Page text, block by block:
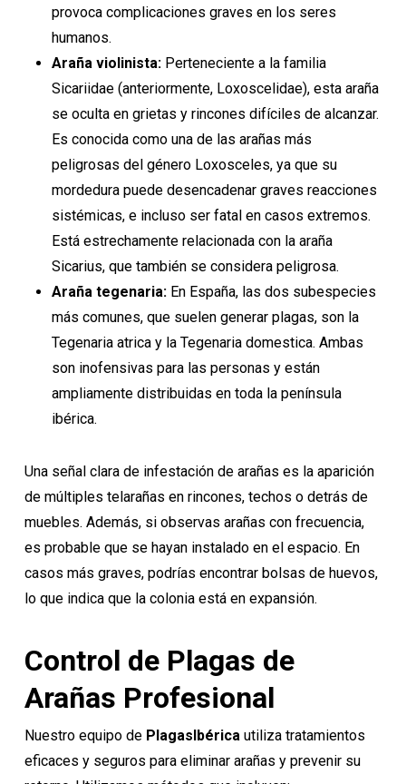
provoca complicaciones graves en los seres
humanos.
Araña violinista:Perteneciente a la familia
Sicariidae (anteriormente, Loxoscelidae), esta araña
se oculta en grietas y rincones difíciles de alcanzar.
Es conocida como una de las arañas más
peligrosas del género Loxosceles, ya que su
mordedura puede desencadenar graves reacciones
sistémicas, e incluso ser fatal en casos extremos.
Está estrechamente relacionada con la araña
Sicarius, que también se considera peligrosa.
Araña tegenaria:En España, las dos subespecies
más comunes, que suelen generar plagas, son la
Tegenaria atrica y la Tegenaria domestica. Ambas
son inofensivas para las personas y están
ampliamente distribuidas en toda la península
ibérica.
Una señal clara de infestación de arañas es la aparición
de múltiples telarañas en rincones, techos o detrás de
muebles. Además, si observas arañas con frecuencia,
es probable que se hayan instalado en el espacio. En
casos más graves, podrías encontrar bolsas de huevos,
lo que indica que la colonia está en expansión.
Control de Plagas de
Arañas Profesional
Nuestro equipo de PlagasIbéricautiliza tratamientos
eficaces y seguros para eliminar arañas y prevenir su